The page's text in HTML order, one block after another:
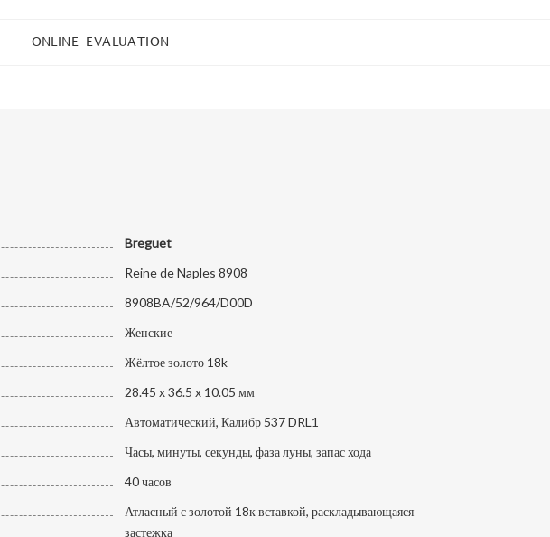
ONLINE-EVALUATION
Breguet
Reine de Naples 8908
8908BA/52/964/D00D
Женские
Жёлтое золото 18k
28.45 x 36.5 x 10.05 мм
Автоматический, Калибр 537 DRL1
Часы, минуты, секунды, фаза луны, запас хода
40 часов
Атласный с золотой 18к вставкой, раскладывающаяся
застежка